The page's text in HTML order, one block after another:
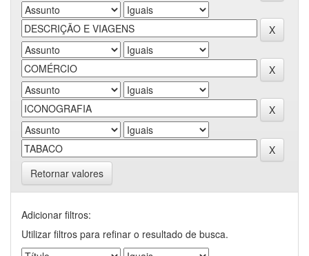
Retornar valores
Adicionar filtros:
Utilizar filtros para refinar o resultado de busca.